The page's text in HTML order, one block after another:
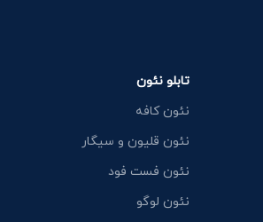
تابلو نئون
نئون کافه
نئون قلیون و سیگار
نئون فست فود
نئون لوگو